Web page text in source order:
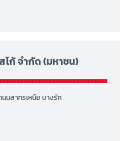
ก้ จำกัด (มหาชน)
นสาทรเหนือ บางรัก